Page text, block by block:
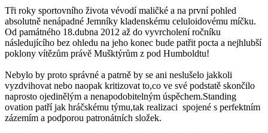
Tři roky sportovního života vévodí maličké a na první pohled
absolutně nenápadné Jemníky kladenskému celuloidovému míčku.
Od památného 18.dubna 2012 až do vyvrcholení ročníku
následujícího bez ohledu na jeho konec bude patřit pocta a nejhlubší
poklony vítězům právě Mušktýrům z pod Humboldtu!
Nebylo by proto správné a patrně by se ani neslušelo jakkoli
vyzdvihovat nebo naopak kritizovat to,co ve své podstatě skončilo
naprosto ojedinělým a nenapodobitelným úspěchem.Standing
ovation patří jak hráčskému týmu,tak realizaci spojené s perfektním
zázemím a podporou patronátních složek.